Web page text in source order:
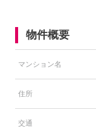
物件概要
マンション名
住所
交通